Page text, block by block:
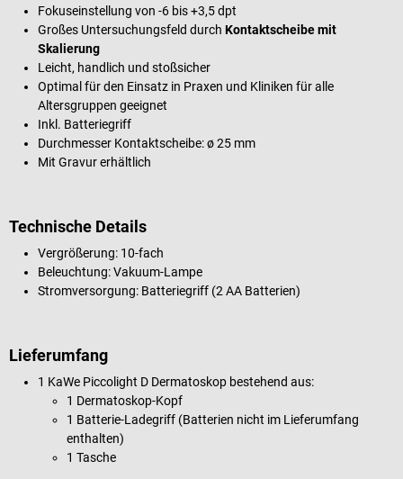
Fokuseinstellung von -6 bis +3,5 dpt
Großes Untersuchungsfeld durch Kontaktscheibe mit
Skalierung
Leicht, handlich und stoßsicher
Optimal für den Einsatz in Praxen und Kliniken für alle
Altersgruppen geeignet
Inkl. Batteriegriff
Durchmesser Kontaktscheibe: ø 25 mm
Mit Gravur erhältlich
Technische Details
Vergrößerung: 10-fach
Beleuchtung: Vakuum-Lampe
Stromversorgung: Batteriegriff (2 AA Batterien)
Lieferumfang
1 KaWe Piccolight D Dermatoskop bestehend aus:
1 Dermatoskop-Kopf
1 Batterie-Ladegriff (Batterien nicht im Lieferumfang
enthalten)
1 Tasche